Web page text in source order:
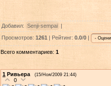
Добавил: Senji-sempai |
Просмотров: 1261 | Рейтинг: 0.0/0 |
Всего комментариев: 1
1 Ривьера (15/Ноя/2009 21:44)
0